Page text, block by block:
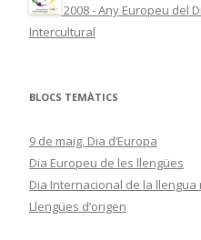
2008 - Any Europeu del
Intercultural
BLOCS TEMÀTICS
9 de maig. Dia d’Europa
Dia Europeu de les llengües
Dia Internacional de la llengua
Llengües d’origen